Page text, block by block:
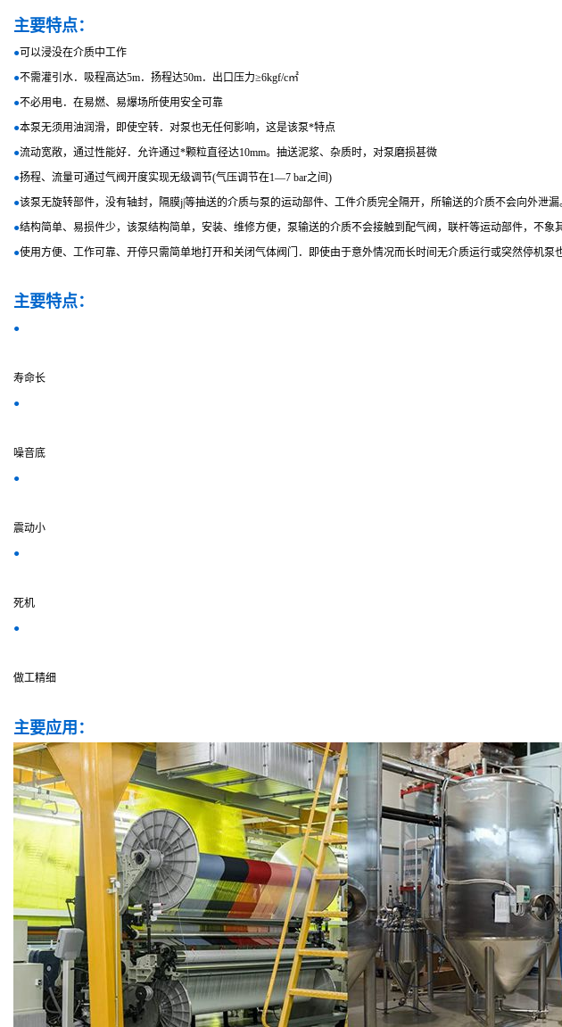
主要特点：
●可以浸没在介质中工作
●不需灌引水．吸程高达5m．扬程达50m．出口压力≥6kgf/c㎡
●不必用电．在易燃、易爆场所使用安全可靠
●本泵无须用油润滑，即使空转．对泵也无任何影响，这是该泵*特点
●流动宽敞，通过性能好．允许通过*颗粒直径达10mm。抽送泥浆、杂质时，对泵磨损甚微
●扬程、流量可通过气阀开度实现无级调节(气压调节在1—7 bar之间)
●该泵无旋转部件，没有轴封，隔膜j|等抽送的介质与泵的运动部件、工件介质完全隔开，所输送的介质不会向外泄
●结构简单、易损件少，该泵结构简单，安装、维修方便，泵输送的介质不会接触到配气阀，联杆等运动部件，不
●使用方便、工作可靠、开停只需简单地打开和关闭气体阀门．即使由于意外情况而长时间无介质运行或突然停机
主要特点：
●
寿命长
●
噪音底
●
震动小
●
死机
●
做工精细
主要应用：